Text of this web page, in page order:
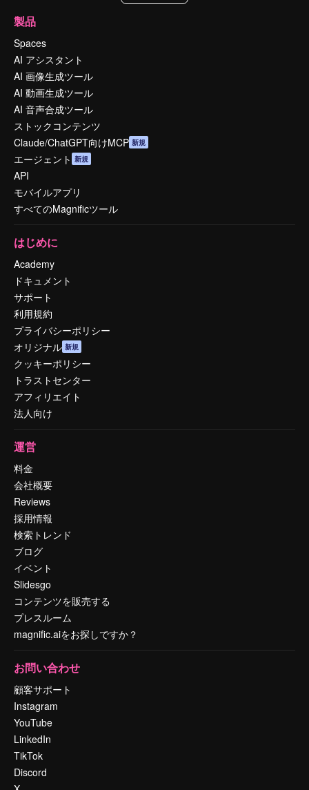
製品
Spaces
AI アシスタント
AI 画像生成ツール
AI 動画生成ツール
AI 音声合成ツール
ストックコンテンツ
Claude/ChatGPT向けMCP 新規
エージェント 新規
API
モバイルアプリ
すべてのMagnificツール
はじめに
Academy
ドキュメント
サポート
利用規約
プライバシーポリシー
オリジナル 新規
クッキーポリシー
トラストセンター
アフィリエイト
法人向け
運営
料金
会社概要
Reviews
採用情報
検索トレンド
ブログ
イベント
Slidesgo
コンテンツを販売する
プレスルーム
magnific.aiをお探しですか？
お問い合わせ
顧客サポート
Instagram
YouTube
LinkedIn
TikTok
Discord